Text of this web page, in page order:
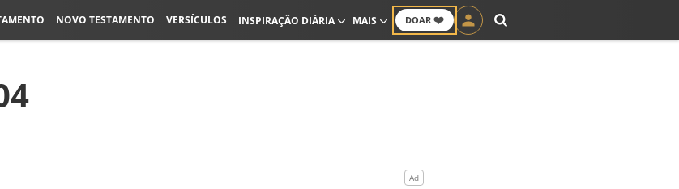
DOAR ❤️
NOVO TESTAMENTO VERSÍCULOS INSPIRAÇÃO DIÁRIA MAIS